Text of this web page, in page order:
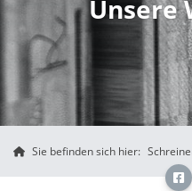
Unsere
Sie befinden sich hier: